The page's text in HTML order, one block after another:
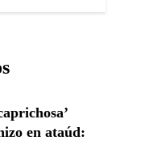
en ataúd: